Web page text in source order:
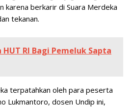
karena berkarir di Suara Merdeka
tekanan.
HUT RI Bagi Pemeluk Sapta
terpatahkan oleh para peserta
Lukmantoro, dosen Undip ini,